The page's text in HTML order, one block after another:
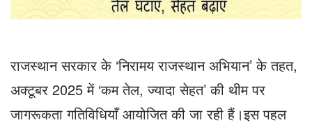
राजस्थान सरकार के ‘निरामय राजस्थान अभियान’ के तहत,
अक्टूबर 2025 में ‘कम तेल, ज्यादा सेहत’ की थीम पर
जागरूकता गतिविधियाँ आयोजित की जा रही हैं।इस पहल